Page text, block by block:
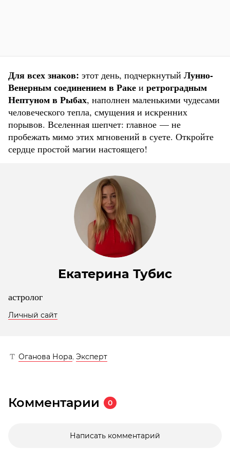
Для всех знаков: этот день, подчеркнутый Лунно-
Венерным соединением в Раке и ретроградным
Нептуном в Рыбах, наполнен маленькими чудесами
человеческого тепла, смущения и искренних
порывов. Вселенная шепчет: главное — не
пробежать мимо этих мгновений в суете. Откройте
сердце простой магии настоящего!
Екатерина Тубис
астролог
Личный сайт
Оганова Нора, Эксперт
Комментарии 0
Написать комментарий